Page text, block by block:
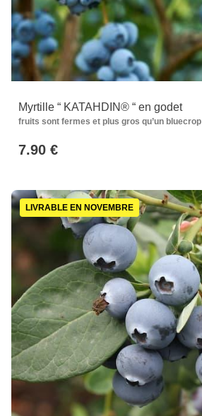
Myrtille “ KATAHDIN® “ en godet
fruits sont fermes et plus gros qu’un bluecrop
7.90 €
LIVRABLE EN NOVEMBRE